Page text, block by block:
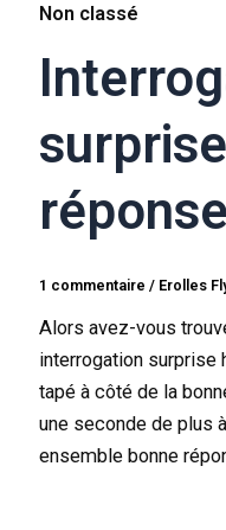
Non classé
1 commentaire / Erolles
Alors avez-vous
interrogation surprise
tapé à côté de la
une seconde de plus
ensemble bonne